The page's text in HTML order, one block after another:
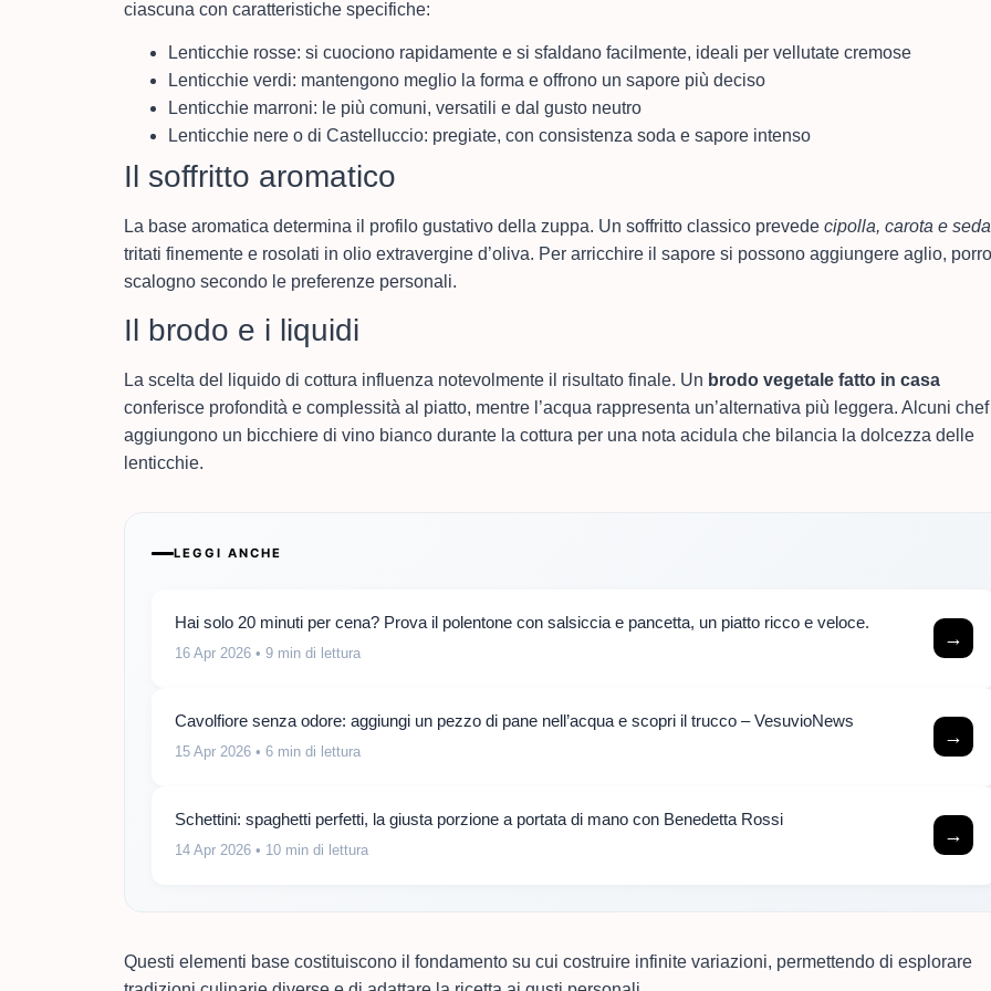
ciascuna con caratteristiche specifiche:
Lenticchie rosse: si cuociono rapidamente e si sfaldano facilmente, ideali per vellutate cremose
Lenticchie verdi: mantengono meglio la forma e offrono un sapore più deciso
Lenticchie marroni: le più comuni, versatili e dal gusto neutro
Lenticchie nere o di Castelluccio: pregiate, con consistenza soda e sapore intenso
Il soffritto aromatico
La base aromatica determina il profilo gustativo della zuppa. Un soffritto classico prevede cipolla, carota e
tritati finemente e rosolati in olio extravergine d’oliva. Per arricchire il sapore si possono aggiungere aglio,
scalogno secondo le preferenze personali.
Il brodo e i liquidi
La scelta del liquido di cottura influenza notevolmente il risultato finale. Un brodo vegetale fatto in casa
conferisce profondità e complessità al piatto, mentre l’acqua rappresenta un’alternativa più leggera. Alcuni chef
aggiungono un bicchiere di vino bianco durante la cottura per una nota acidula che bilancia la dolcezza delle
lenticchie.
LEGGI ANCHE
Hai solo 20 minuti per cena? Prova il polentone con salsiccia e pancetta, un piatto ricco e veloce.
16 Apr 2026 • 9 min di lettura
→
Cavolfiore senza odore: aggiungi un pezzo di pane nell’acqua e scopri il trucco – VesuvioNews
15 Apr 2026 • 6 min di lettura
→
Schettini: spaghetti perfetti, la giusta porzione a portata di mano con Benedetta Rossi
14 Apr 2026 • 10 min di lettura
→
Questi elementi base costituiscono il fondamento su cui costruire infinite variazioni, permettendo di esplorare